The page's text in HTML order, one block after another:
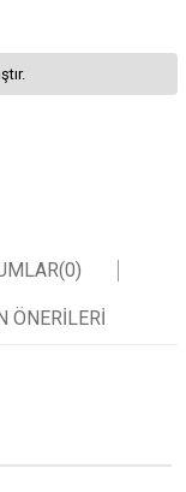
(0)
ÖNERILERI